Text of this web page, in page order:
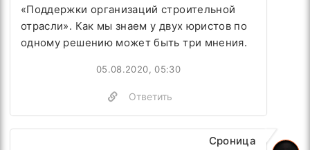
«Поддержки организаций строительной
отрасли». Как мы знаему двух юристов по
одному решению может быть три мнения.
Ответить
05.08.2020, 05:30
Сроница